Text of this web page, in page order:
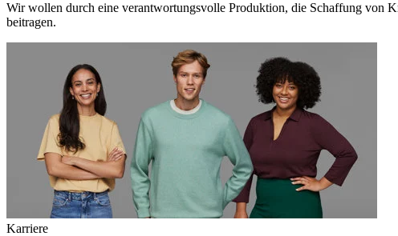
Wir wollen durch eine verantwortungsvolle Produktion, die Schaffung von
beitragen.
Karriere